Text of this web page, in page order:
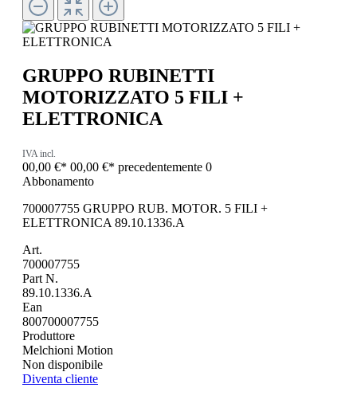
GRUPPO RUBINETTI
MOTORIZZATO 5 FILI +
ELETTRONICA
IVA incl.
00,00 €* 00,00 €* precedentemente 0
Abbonamento
700007755 GRUPPO RUB. MOTOR. 5 FILI +
ELETTRONICA 89.10.1336.A
Art.
700007755
Part N.
89.10.1336.A
Ean
800700007755
Produttore
Melchioni Motion
Non disponibile
Diventa cliente